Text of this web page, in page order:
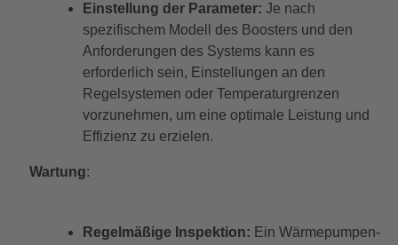
Einstellung der Parameter: Je nach
spezifischem Modell des Boosters und den
Anforderungen des Systems kann es
erforderlich sein, Einstellungen an den
Regelsystemen oder Temperaturgrenzen
vorzunehmen, um eine optimale Leistung und
Effizienz zu erzielen.
Wartung:
Regelmäßige Inspektion: Ein Wärmepumpen-